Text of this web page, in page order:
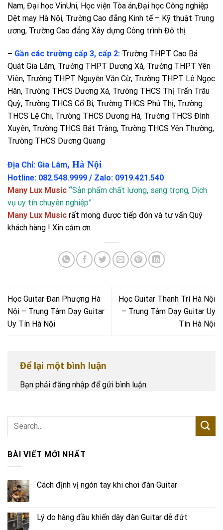
BÀI VIẾT MỚI NHẤT
Cách định vị ngón tay khi chơi đàn Guitar
Lý do hàng đầu khiến dây đàn Guitar dễ đứt
Nam, Đại học VinUni, Học viện Tòa án,Đại học Công nghiệp
Dệt may Hà Nội, Trường Cao đẳng Kinh tế – Kỹ thuật Trung
ương, Trường Cao đẳng Xây dựng Công trình Đô thị
– Gần các trường cấp 3, cấp 2: Trường THPT Cao Bá
Quát Gia Lâm, Trường THPT Dương Xá, Trường THPT Yên
Viên, Trường THPT Nguyễn Văn Cừ, Trường THPT Lê Ngọc
Hân, Trường THCS Dương Xá, Trường THCS Thị Trấn Trâu
Quỳ, Trường THCS Cổ Bi, Trường THCS Phú Thị, Trường
THCS Lệ Chi, Trường THCS Dương Hà, Trường THCS Đình
Xuyên, Trường THCS Bát Tràng, Trường THCS Yên Thường,
Trường THCS Dương Quang
Địa Chỉ: Gia Lâm, Hà Nội
Hotline: 082.548.9999 / Zalo: 0919.421.540
Many Lux Music “Sản phẩm chất lượng, sang trọng, Dịch
vụ uy tín chuyên nghiệp”
Many Lux Music rất mong được tiếp đón và tư vấn Quý
khách hàng ! Xin cảm ơn
Học Guitar Đan Phượng Hà
Nội – Trung Tâm Dạy Guitar
Uy Tín Hà Nội
Học Guitar Thanh Trì Hà Nội
– Trung Tâm Dạy Guitar Uy
Tín Hà Nội
Để lại một bình luận
Bạn phải đăng nhập để gửi bình luận.